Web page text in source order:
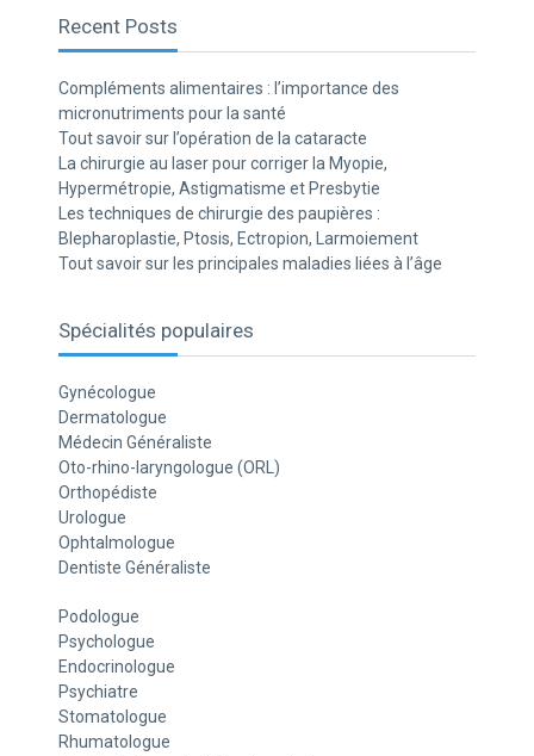
Recent Posts
Compléments alimentaires : l’importance des
micronutriments pour la santé
Tout savoir sur l’opération de la cataracte
La chirurgie au laser pour corriger la Myopie,
Hypermétropie, Astigmatisme et Presbytie
Les techniques de chirurgie des paupières :
Blepharoplastie, Ptosis, Ectropion, Larmoiement
Tout savoir sur les principales maladies liées à l’âge
Spécialités populaires
Gynécologue
Dermatologue
Médecin Généraliste
Oto-rhino-laryngologue (ORL)
Orthopédiste
Urologue
Ophtalmologue
Dentiste Généraliste
Podologue
Psychologue
Endocrinologue
Psychiatre
Stomatologue
Rhumatologue